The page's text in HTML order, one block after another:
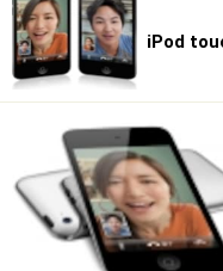
ネットラジオを楽しむ
る楽曲の歌詞を自動的
いる。
iPod